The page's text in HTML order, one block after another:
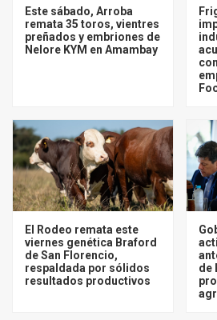
Este sábado, Arroba
remata 35 toros, vientres
preñados y embriones de
Nelore KYM en Amambay
El Rodeo remata este
viernes genética Braford
de San Florencio,
respaldada por sólidos
resultados productivos
de